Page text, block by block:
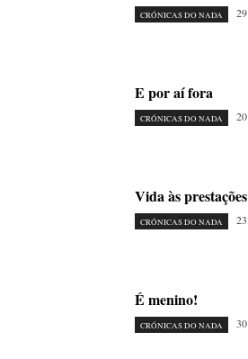
CRÓNICAS DO NADA
E por aí fora
CRÓNICAS DO NADA
Vida às prestações
CRÓNICAS DO NADA
É menino!
CRÓNICAS DO NADA